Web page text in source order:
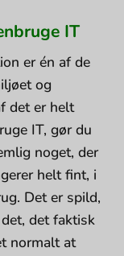
IT
er én af de
og
det er helt
IT, gør du
noget, der
helt fint, i
Det er spild,
det faktisk
normalt at